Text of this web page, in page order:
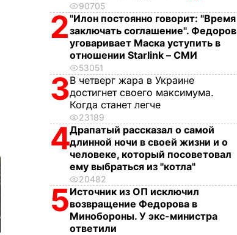
90705
2"Илон постоянно говорит: "Время
заключать соглашение". Федоров
уговаривает Маска уступить в
отношении Starlink – СМИ
53051
3В четверг жара в Украине
достигнет своего максимума.
Когда станет легче
23189
4Драпатый рассказал о самой
длинной ночи в своей жизни и о
человеке, который посоветовал
ему выбраться из "котла"
20482
5Источник из ОП исключил
возвращение Федорова в
Минобороны. У экс-министра
ответили